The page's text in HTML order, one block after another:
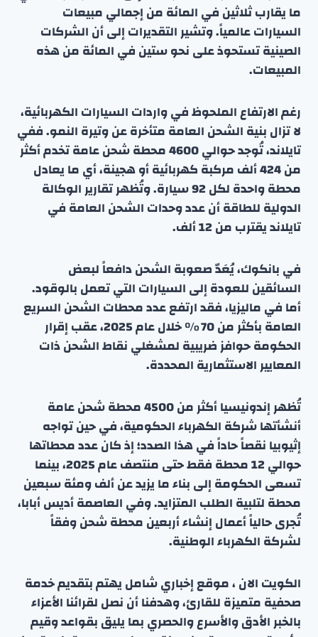
ما يقارب ثلاثين في المائة من إجمالي مبيعات
السيارات عالمياً. وتشير التقديرات إلى أن الشركات
الصينية تستحوذ على نحو ستين في المائة من هذه
المبيعات.
رغم الارتفاع الملحوظ في واردات السيارات الكهربائية،
لا تزال بنية الشحن العامة متأخرة عن وتيرة النمو. ففي
تايلاند، تُوجد حوالي 4600 محطة شحن عامة تخدم أكثر
من 424 ألف مركبة كهربائية أو هجينة، أي ما يعادل
محطة واحدة لكل 92 سيارة. وتُظهر تقارير الوكالة
الدولية للطاقة أن عدد وحدات الشحن العامة في
تايلاند يقترب من 12 ألف.
في بانكوك، يُعَدّ صعوبة الشحن دافعاً لبعض
السائقين للعودة إلى السيارات التي تعمل بالوقود.
أما في ماليزيا، فقد ارتفع عدد محطات الشحن السريع
العامة بأكثر من 70 ٪ خلال عام 2025، عقب إقرار
الحكومة حوافز ضريبية لمشغلي نقاط الشحن ذات
المعايير الاستثمارية المحددة.
تُظهر إندونيسيا أكثر من 4500 محطة شحن عامة
أنشأتها شركة الكهرباء الحكومية، في حين تواجه
إثيوبيا نقصاً حاداً في هذا الصدد؛ إذ كان عدد محطاتها
حوالي 12 محطة فقط حتى منتصف عام 2025، بينما
تسعى الحكومة إلى بناء ما يزيد عن ألف ومئة سبعين
محطة لتلبية الطلب المتزايد. وفي العاصمة أديس أبابا،
تُجرى حالياً أعمال إنشاء أربعين محطة شحن وفقاً
لشركة الكهرباء الوطنية.
الكويت الان ، موقع إخباري شامل يهتم بتقديم خدمة
صحفية متميزة للقارئ، وهدفنا أن نصل لقرائنا الأعزاء
بالخبر الأدق والأسرع والحصري بما يليق بقواعد وقيم